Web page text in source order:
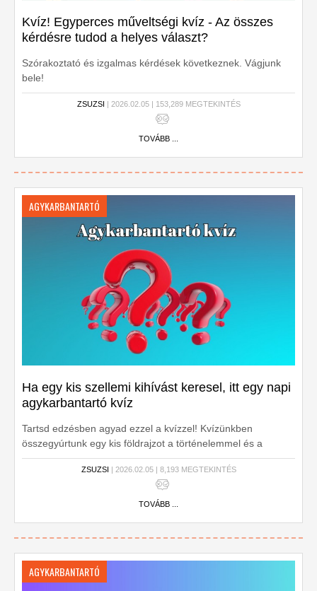
Kvíz! Egyperces műveltségi kvíz - Az összes
kérdésre tudod a helyes választ?
Szórakoztató és izgalmas kérdések következnek. Vágjunk
bele!
ZSUZSI | 2026.02.05 | 153,289 MEGTEKINTÉS
TOVÁBB ...
AGYKARBANTARTÓ
Ha egy kis szellemi kihívást keresel, itt egy napi
agykarbantartó kvíz
Tartsd edzésben agyad ezzel a kvízzel! Kvízünkben
összegyúrtunk egy kis földrajzot a történelemmel és a
biológiával. Lássuk, veszed az akadályokat? Kezdjük is
ZSUZSI | 2026.02.05 | 8,193 MEGTEKINTÉS
TOVÁBB ...
AGYKARBANTARTÓ